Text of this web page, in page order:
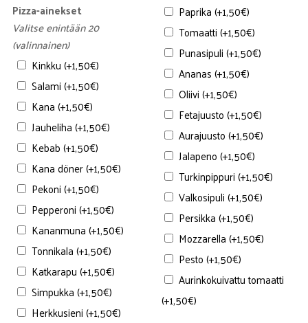
Pizza-ainekset
Valitse enintään 20
(valinnainen)
Kinkku(+1,50€)
Salami(+1,50€)
Kana(+1,50€)
Jauheliha(+1,50€)
Kebab(+1,50€)
Kana döner(+1,50€)
Pekoni(+1,50€)
Pepperoni(+1,50€)
Kananmuna(+1,50€)
Tonnikala(+1,50€)
Katkarapu(+1,50€)
Simpukka(+1,50€)
Herkkusieni(+1,50€)
Paprika(+1,50€)
Tomaatti(+1,50€)
Punasipuli(+1,50€)
Ananas(+1,50€)
Oliivi(+1,50€)
Fetajuusto(+1,50€)
Aurajuusto(+1,50€)
Jalapeno(+1,50€)
Turkinpippuri(+1,50€)
Valkosipuli(+1,50€)
Persikka(+1,50€)
Mozzarella(+1,50€)
Pesto(+1,50€)
Aurinkokuivattu tomaatti
(+1,50€)